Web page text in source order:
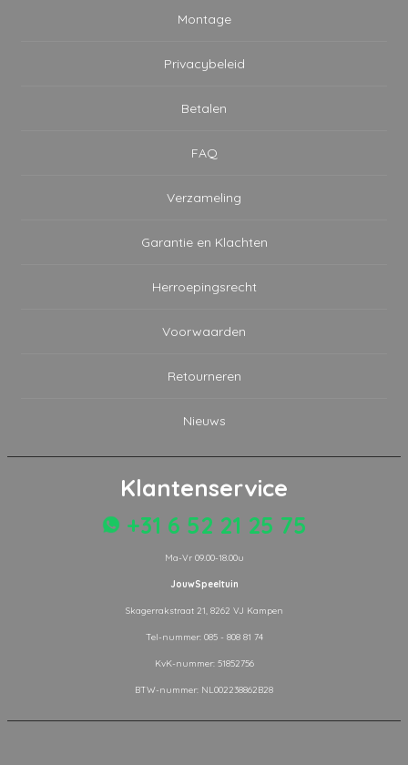
Montage
Privacybeleid
Betalen
FAQ
Verzameling
Garantie en Klachten
Herroepingsrecht
Voorwaarden
Retourneren
Nieuws
Klantenservice
+31 6 52 21 25 75
Ma-Vr 09.00-18.00u
JouwSpeeltuin
Skagerrakstraat 21, 8262 VJ Kampen
Tel-nummer: 085 - 808 81 74
KvK-nummer: 51852756
BTW-nummer: NL002238862B28